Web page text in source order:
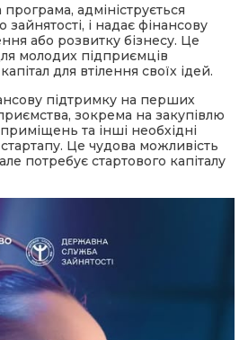
адмініструється
і надає фінансову
або розвитку бізнесу. Це
молодих підприємців
для втілення своїх ідей.
підтримку на перших
зокрема на закупівлю
та інші необхідні
Це чудова можливість
потребує стартового капіталу